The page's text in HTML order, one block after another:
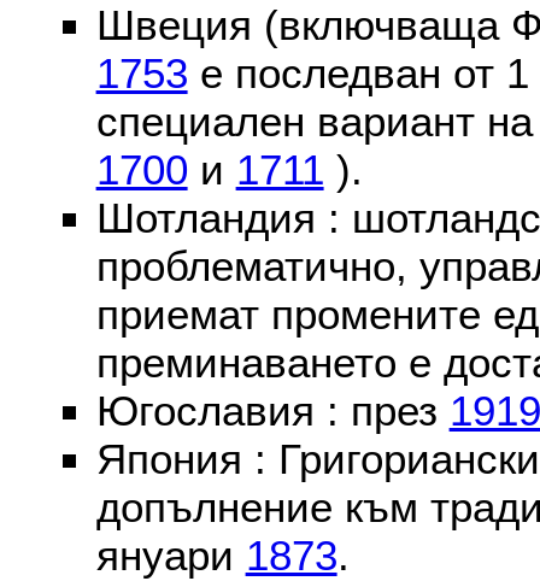
Швеция (включваща
1753 е последван от
специален вариант
1700 и 1711 ).
Шотландия :
проблематично,
приемат промените
преминаването е
Югославия : през 1919
Япония :
допълнение към
януари 1873.